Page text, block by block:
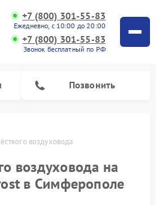
+7 (800) 301-55-83
Ежедневно, с 10:00 до 20:00
+7 (800) 301-55-83
Звонок бесплатный по РФ
Позвонить
воздуховода
воздуховода на
в Симферополе